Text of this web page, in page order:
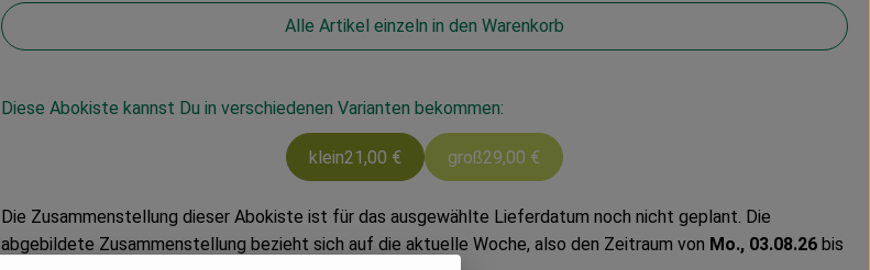
Alle Artikel einzeln in den Warenkorb
Diese Abokiste kannst Du in verschiedenen Varianten bekommen:
klein21,00 € groß29,00 €
Die Zusammenstellung dieser Abokiste ist für das ausgewählte Lieferdatum noch nicht geplant. Die
abgebildete Zusammenstellung bezieht sich auf die aktuelle Woche, also den Zeitraum von Mo., 03.08.26bis